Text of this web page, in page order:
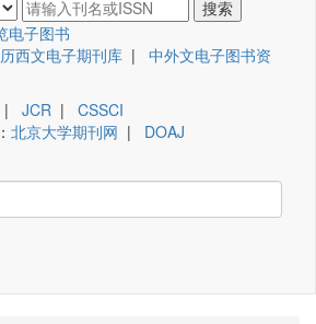
电子图书
西文电子期刊库 | 中外文电子图书资
| JCR | CSSCI
北京大学期刊网 | DOAJ